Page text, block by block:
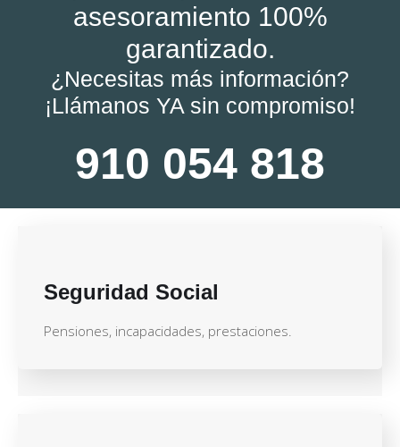
asesoramiento 100%
garantizado.
¿Necesitas más información?
¡Llámanos YA sin compromiso!
910 054 818
Seguridad Social
Pensiones, incapacidades, prestaciones.